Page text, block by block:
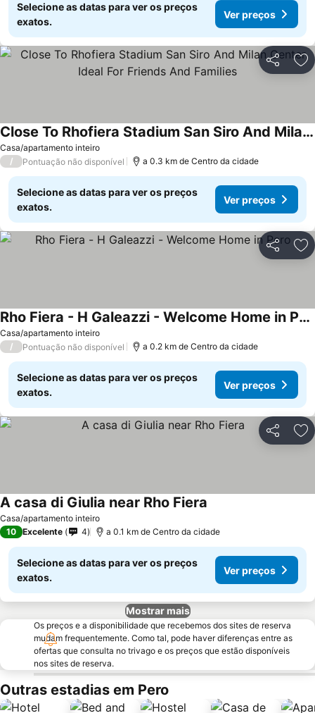
Selecione as datas para ver os preços
exatos.
Ver preços
Partilhar
Casa/apartamento inteiro
Close To Rhofiera Stadium San Siro And Milan Center Ideal For Friends And Families
/ Pontuação não disponível a 0.3 km de Centro da cidade
Selecione as datas para ver os preços
exatos.
Ver preços
Partilhar
Casa/apartamento inteiro
Rho Fiera - H Galeazzi - Welcome Home in Pero
/ Pontuação não disponível a 0.2 km de Centro da cidade
Selecione as datas para ver os preços
exatos.
Ver preços
Partilhar
Casa/apartamento inteiro
A casa di Giulia near Rho Fiera
10 Excelente 4 a 0.1 km de Centro da cidade
Selecione as datas para ver os preços
exatos.
Ver preços
Mostrar mais
Os preços e a disponibilidade que recebemos dos sites de reserva
mudam frequentemente. Como tal, pode haver diferenças entre as
ofertas que consulta no trivago e os preços que estão disponíveis
nos sites de reserva.
Outras estadias em Pero